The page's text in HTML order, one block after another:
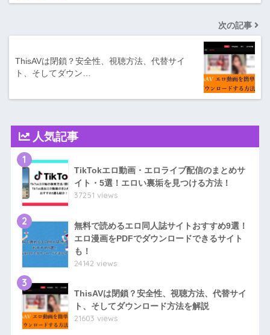
次の記事
ThisAVは閉鎖？安全性、視聴方法、代替サイ
ト、そしてダウン…
人気記事
1
TikTokエロ動画・エロライブ配信のまとめサ
イト・5選！エロい裏垢を見つける方法！
37251 views
2
無料で読めるエロ同人誌サイトおすすめ9選！
エロ漫画をPDFでダウンロードできるサイト
も！
24142 views
3
ThisAVは閉鎖？安全性、視聴方法、代替サイ
ト、そしてダウンロード方法を解説
21603 views